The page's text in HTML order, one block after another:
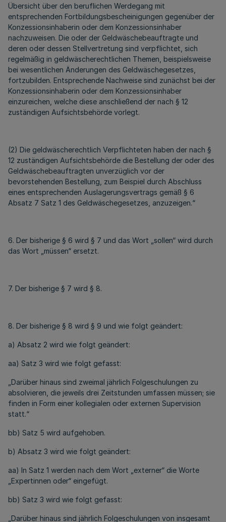
Übersicht über den beruflichen Werdegang mit
entsprechenden Fortbildungsbescheinigungen gegenüber der
Konzessionsinhaberin oder dem Konzessionsinhaber
nachzuweisen. Die oder der Geldwäschebeauftragte und
deren oder dessen Stellvertretung sind verpflichtet, sich
regelmäßig in geldwäscherechtlichen Themen, beispielsweise
bei wesentlichen Änderungen des Geldwäschegesetzes,
fortzubilden. Entsprechende Nachweise sind zunächst bei der
Konzessionsinhaberin oder dem Konzessionsinhaber
einzureichen, welche diese anschließend der nach § 12
zuständigen Aufsichtsbehörde vorlegt.
(2) Die geldwäscherechtlich Verpflichteten haben der nach §
12 zuständigen Aufsichtsbehörde die Bestellung der oder des
Geldwäschebeauftragten unverzüglich vor der
bevorstehenden Bestellung, zum Beispiel durch Abschluss
eines entsprechenden Auslagerungsvertrags gemäß § 6
Absatz 7 Satz 1 des Geldwäschegesetzes, anzuzeigen.“
6. Der bisherige § 6 wird § 7 und das Wort „sollen“ wird durch
das Wort „müssen“ ersetzt.
7. Der bisherige § 7 wird § 8.
8. Der bisherige § 8 wird § 9 und wie folgt geändert:
a) Absatz 2 wird wie folgt geändert:
aa) Satz 3 wird wie folgt gefasst:
„Darüber hinaus sind zweimal jährlich Folgeschulungen zu
absolvieren, die jeweils drei Zeitstunden umfassen müssen; sie
finden in Form einer kollegialen oder externen Supervision
statt.“
bb) Satz 5 wird aufgehoben.
b) Absatz 3 wird wie folgt geändert:
aa) In Satz 1 werden nach dem Wort „externer“ die Worte
„Expertinnen oder“ eingefügt.
bb) Satz 3 wird wie folgt gefasst:
„Darüber hinaus sind jährlich Folgeschulungen von insgesamt